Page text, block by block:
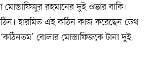
রহমানের দুই ওভার বাকি।
হারমিত এই কঠিন কাজ করেছেন ডেথ
বোলার মোস্তাফিজকে টানা দুই